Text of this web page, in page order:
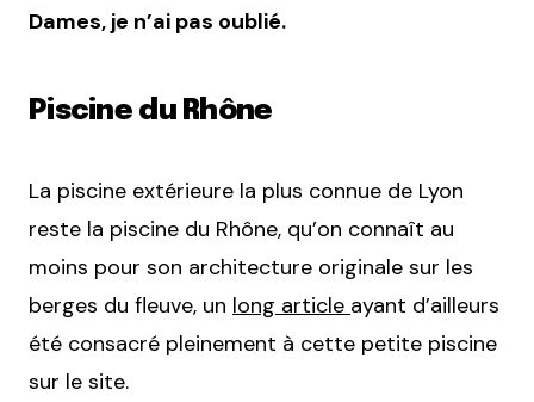
Dames, je n’ai pas oublié.
Piscine du Rhône
La piscine extérieure la plus connue de Lyon
reste la piscine du Rhône, qu’on connaît au
moins pour son architecture originale sur les
berges du fleuve, un long article ayant d’ailleurs
été consacré pleinement à cette petite piscine
sur le site.